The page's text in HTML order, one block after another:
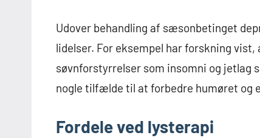
Udover behandling af sæsonbetinget
lidelser. For eksempel har forskning
søvnforstyrrelser som insomni og jetlag
nogle tilfælde til at forbedre humøret og
Fordele ved lysterapi